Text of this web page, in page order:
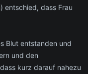
entschied, dass Frau
Blut entstanden und
und den
kurz darauf nahezu